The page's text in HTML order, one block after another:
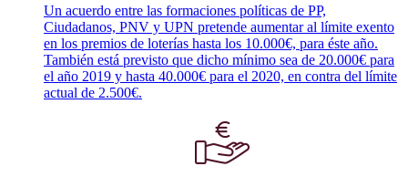
Un acuerdo entre las formaciones políticas de PP,
Ciudadanos, PNV y UPN pretende aumentar al límite exento
en los premios de loterías hasta los 10.000€, para éste año.
También está previsto que dicho mínimo sea de 20.000€ para
el año 2019 y hasta 40.000€ para el 2020, en contra del límite
actual de 2.500€.